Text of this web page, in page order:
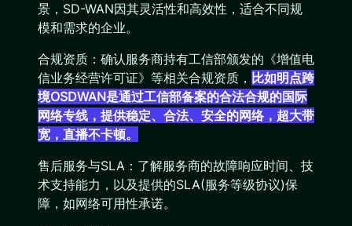
景，SD-WAN因其灵活性和高效性，适合不同规
模和需求的企业。
合规资质：确认服务商持有工信部颁发的《增值电
信业务经营许可证》等相关合规资质， 比如明点跨
境OSDWAN是通过工信部备案的合法合规的国际
网络专线，提供稳定、合法、安全的网络，超大带
宽，直播不卡顿。
售后服务与SLA：了解服务商的故障响应时间、技
术支持能力，以及提供的SLA(服务等级协议)保
障，如网络可用性承诺。